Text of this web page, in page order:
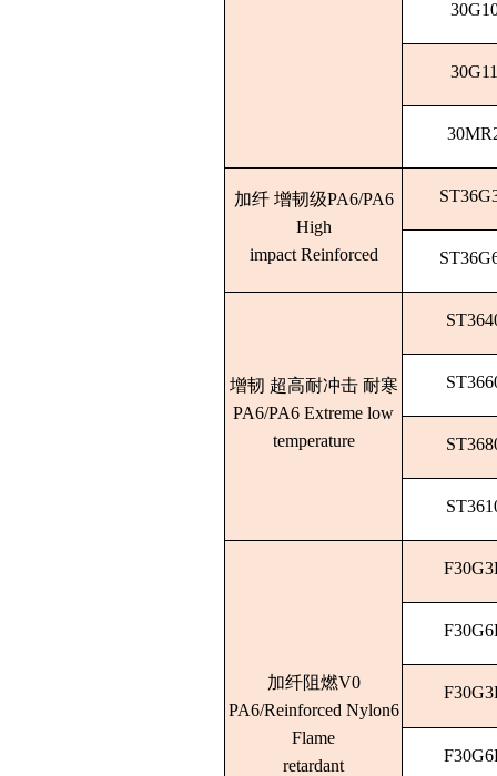
30G11
加纤 增韧级PA6/PA6
High
impact Reinforced
增韧 超高耐冲击 耐寒
PA6/PA6 Extreme low
temperature
加纤阻燃V0
PA6/Reinforced Nylon6
Flame
retardant